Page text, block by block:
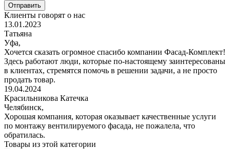
Отправить
Клиенты говорят о нас
13.01.2023
Татьяна
Уфа,
Хочется сказать огромное спасибо компании Фасад-Комплект!
Здесь работают люди, которые по-настоящему заинтересованы
в клиентах, стремятся помочь в решении задачи, а не просто
продать товар.
19.04.2024
Красильникова Катечка
Челябинск,
Хорошая компания, которая оказывает качественные услуги
по монтажу вентилируемого фасада, не пожалела, что
обратилась.
Товары из этой категории